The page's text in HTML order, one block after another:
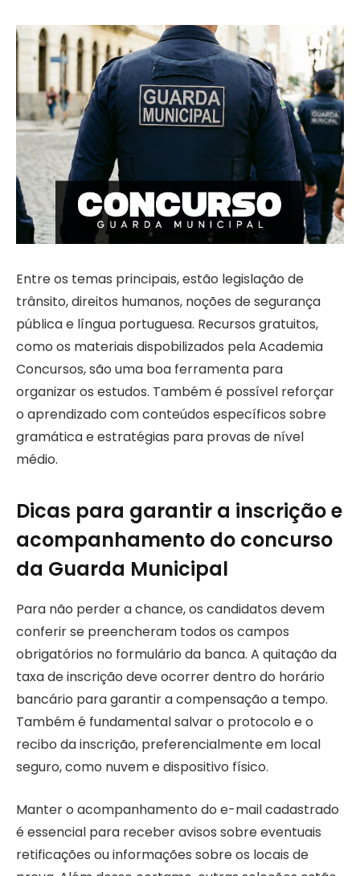
Entre os temas principais, estão legislação de
trânsito, direitos humanos, noções de segurança
pública e língua portuguesa. Recursos gratuitos,
como os materiais dispobilizados pela Academia
Concursos, são uma boa ferramenta para
organizar os estudos. Também é possível reforçar
o aprendizado com conteúdos específicos sobre
gramática e estratégias para provas de nível
médio.
Dicas para garantir a inscrição e
acompanhamento do concurso
da Guarda Municipal
Para não perder a chance, os candidatos devem
conferir se preencheram todos os campos
obrigatórios no formulário da banca. A quitação da
taxa de inscrição deve ocorrer dentro do horário
bancário para garantir a compensação a tempo.
Também é fundamental salvar o protocolo e o
recibo da inscrição, preferencialmente em local
seguro, como nuvem e dispositivo físico.
Manter o acompanhamento do e-mail cadastrado
é essencial para receber avisos sobre eventuais
retificações ou informações sobre os locais de